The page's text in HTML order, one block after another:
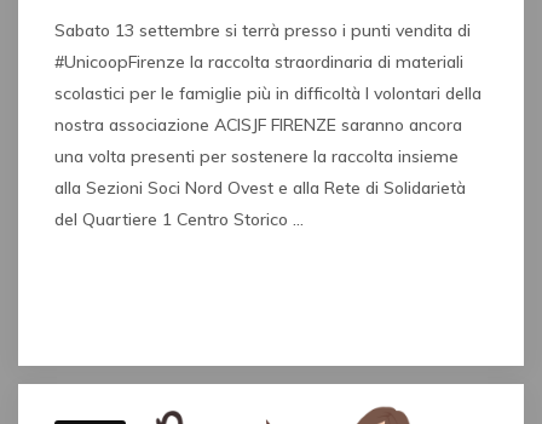
Sabato 13 settembre si terrà presso i punti vendita di
#UnicoopFirenze la raccolta straordinaria di materiali
scolastici per le famiglie più in difficoltà I volontari della
nostra associazione ACISJF FIRENZE saranno ancora
una volta presenti per sostenere la raccolta insieme
alla Sezioni Soci Nord Ovest e alla Rete di Solidarietà
del Quartiere 1 Centro Storico …